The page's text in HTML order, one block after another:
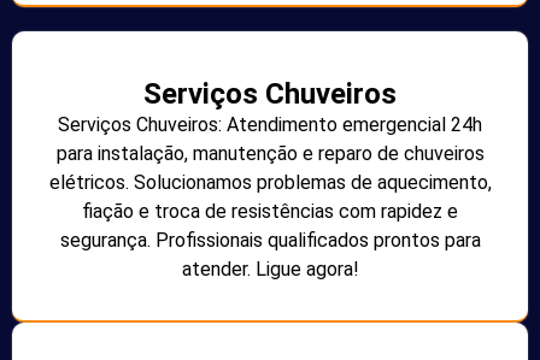
Serviços Chuveiros
Serviços Chuveiros: Atendimento emergencial 24h
para instalação, manutenção e reparo de chuveiros
elétricos. Solucionamos problemas de aquecimento,
fiação e troca de resistências com rapidez e
segurança. Profissionais qualificados prontos para
atender. Ligue agora!